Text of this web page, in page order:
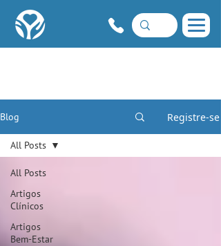
Blog Registre-se
All Posts
Artigos
Clínicos
Artigos
Bem-Estar
All Posts